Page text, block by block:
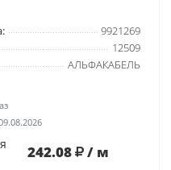
9921269
12509
АЛЬФАКАБЕЛЬ
242.08 / м